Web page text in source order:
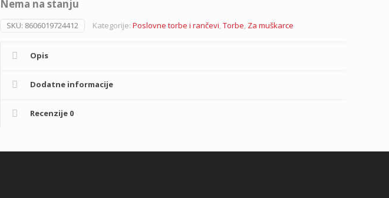
Nema na stanju
SKU: 8606019724412 Kategorije: Poslovne torbe i rančevi Torbe Za muškarce
Opis
Dodatne informacije
Recenzije 0